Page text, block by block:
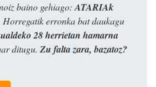
baino gehiago:ATARIAk
Horregatik erronka bat daukagu
28 herrietan hamarna
ditugu. Zu falta zara, bazatoz?